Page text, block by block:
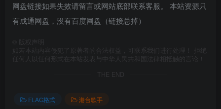
网盘链接如果失效请留言或网站底部联系客服。 本站资源只
有成通网盘，没有百度网盘（链接总掉）
版权声明
如若本站内容侵犯了原著者的合法权益，可联系我们进行处理！ 拒绝
任何人以任何形式在本站发表与中华人民共和国法律相抵触的言论！
THE END
FLAC格式 港台歌手